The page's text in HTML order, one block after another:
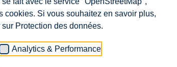
cookies. Si vous souhaitez en savoir plus,
Protection des données.
Analytics & Performance